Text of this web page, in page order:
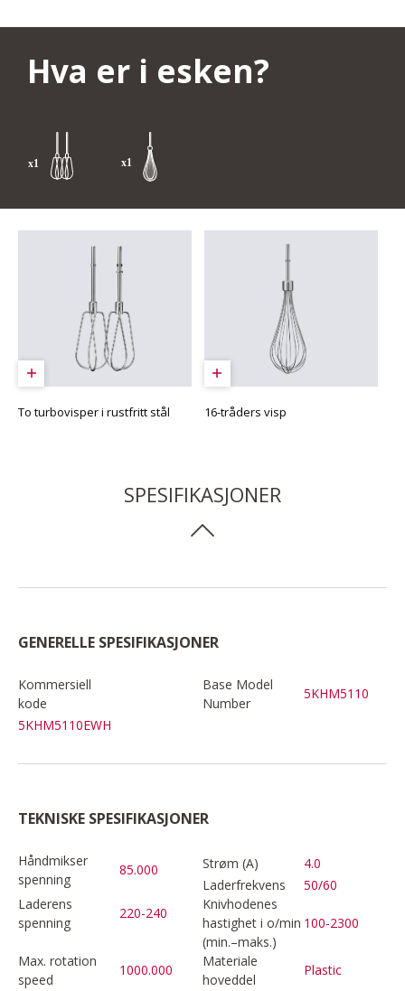
Hva er i esken?
To turbovisper i rustfritt stål 16-tråders visp
SPESIFIKASJONER
GENERELLE SPESIFIKASJONER
Kommersiell
kode
5KHM5110EWH
Base Model
Number
5KHM5110
TEKNISKE SPESIFIKASJONER
Håndmikser
spenning
85.000 Strøm (A)
4.0
Laderfrekvens
50/60
Laderens
spenning
220-240
Knivhodenes
hastighet i o/min
(min.–maks.)
100-2300
Max. rotation
speed
1000.000
Materiale
hoveddel
Plastic